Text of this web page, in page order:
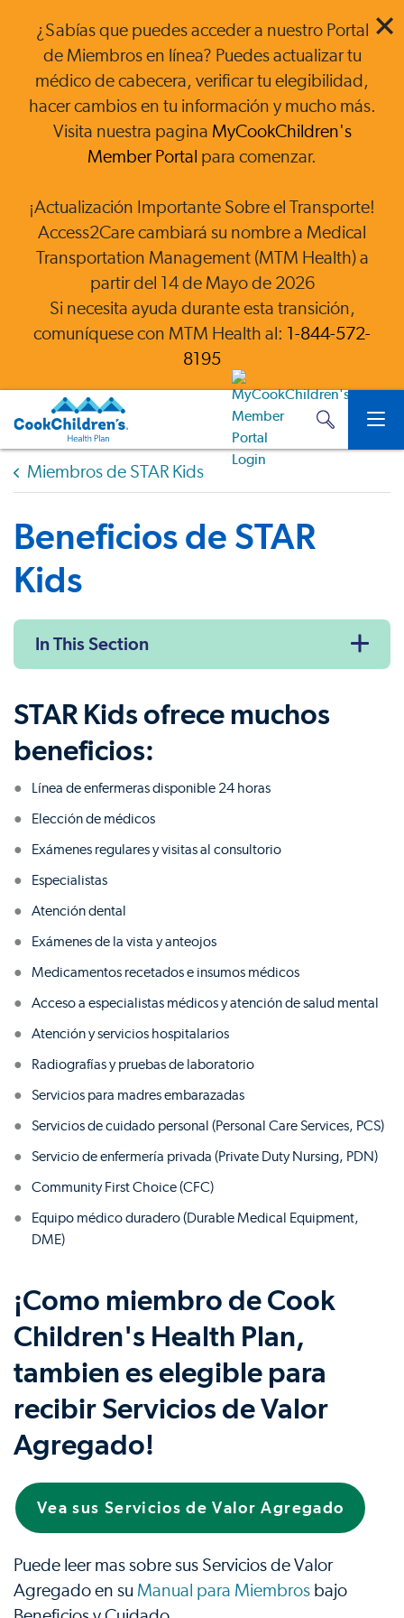
¿Sabías que puedes acceder a nuestro Portal
de Miembros en línea? Puedes actualizar tu
médico de cabecera, verificar tu elegibilidad,
hacer cambios en tu información y mucho más.
Visita nuestra pagina MyCookChildren's
Member Portal para comenzar.
¡Actualización Importante Sobre el Transporte!
Access2Care cambiará su nombre a Medical
Transportation Management (MTM Health) a
partir del 14 de Mayo de 2026
Si necesita ayuda durante esta transición,
comuníquese con MTM Health al:
1-844-572-
8195
Miembros de STAR Kids
Beneficios de STAR
Kids
In This Section
STAR Kids ofrece muchos
beneficios:
Línea de enfermeras disponible 24 horas
Elección de médicos
Exámenes regulares y visitas al consultorio
Especialistas
Atención dental
Exámenes de la vista y anteojos
Medicamentos recetados e insumos médicos
Acceso a especialistas médicos y atención de salud mental
Atención y servicios hospitalarios
Radiografías y pruebas de laboratorio
Servicios para madres embarazadas
Servicios de cuidado personal (Personal Care Services, PCS)
Servicio de enfermería privada (Private Duty Nursing, PDN)
Community First Choice (CFC)
Equipo médico duradero (Durable Medical Equipment,
DME)
¡Como miembro de Cook
Children's Health Plan,
tambien es elegible para
recibir Servicios de Valor
Agregado!
Vea sus Servicios de Valor Agregado
Puede leer mas sobre sus Servicios de Valor
Agregado en su Manual para Miembros bajo